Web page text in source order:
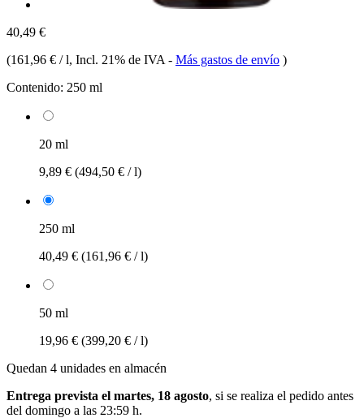
40,49 €
(161,96 € / l, Incl. 21% de IVA - Más gastos de envío )
Contenido: 250 ml
20 ml
9,89 € (494,50 € / l)
250 ml
40,49 € (161,96 € / l)
50 ml
19,96 € (399,20 € / l)
Quedan 4 unidades en almacén
Entrega prevista el martes, 18 agosto, si se realiza el pedido antes
del domingo a las 23:59 h.